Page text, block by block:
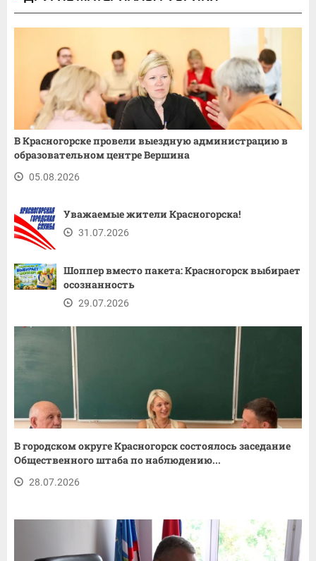
В Красногорске провели выездную администрацию в
образовательном центре Вершина
05.08.2026
Уважаемые жители Красногорска!
31.07.2026
Шоппер вместо пакета: Красногорск выбирает
осознанность
29.07.2026
В городском округе Красногорск состоялось заседание
Общественного штаба по наблюдению...
28.07.2026